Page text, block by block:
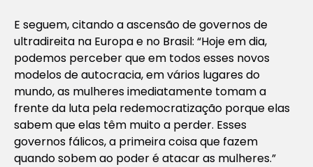
E seguem, citando a ascensão de governos de
ultradireita na Europa e no Brasil: “Hoje em dia,
podemos perceber que em todos esses novos
modelos de autocracia, em vários lugares do
mundo, as mulheres imediatamente tomam a
frente da luta pela redemocratização porque elas
sabem que elas têm muito a perder. Esses
governos fálicos, a primeira coisa que fazem
quando sobem ao poder é atacar as mulheres.”